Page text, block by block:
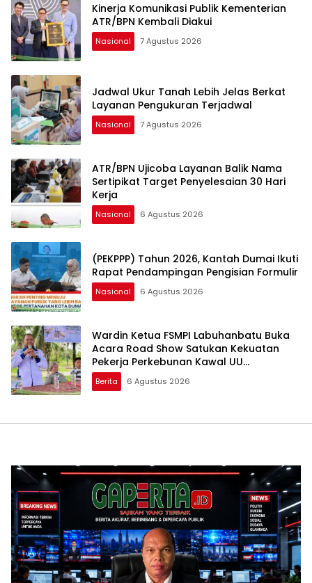
Kinerja Komunikasi Publik Kementerian
ATR/BPN Kembali Diakui
Nasional 7 Agustus 2026
Jadwal Ukur Tanah Lebih Jelas Berkat
Layanan Pengukuran Terjadwal
Nasional 7 Agustus 2026
ATR/BPN Ujicoba Layanan Balik Nama
Sertipikat Target Penyelesaian 30 Hari
Kerja
Nasional 6 Agustus 2026
(PEKPPP) Tahun 2026, Kantah Dumai Ikuti
Rapat Pendampingan Pengisian Formulir
Nasional 6 Agustus 2026
Wardin Ketua FSMPI Labuhanbatu Buka
Acara Road Show Satukan Kekuatan
Pekerja Perkebunan Kawal UU
Ketenagakerjaan Baru
Berita 6 Agustus 2026